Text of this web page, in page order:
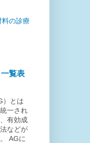
の診療
覧表
）とは
一され
有効成
などが
AGに